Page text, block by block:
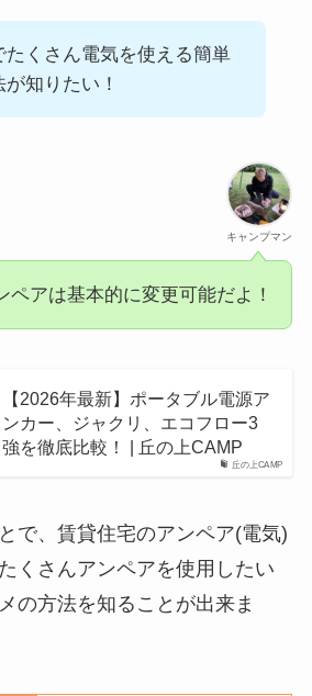
たくさん電気を使える簡単
が知りたい！
キャンプマン
ペアは基本的に変更可能だよ！
丘の上CAMP
【2026年最新】ポータブル電源ア
ンカー、ジャクリ、エコフロー3
強を徹底比較！ | 丘の上CAMP
で、賃貸住宅のアンペア(電気)
くさんアンペアを使用したい
の方法を知ることが出来ま